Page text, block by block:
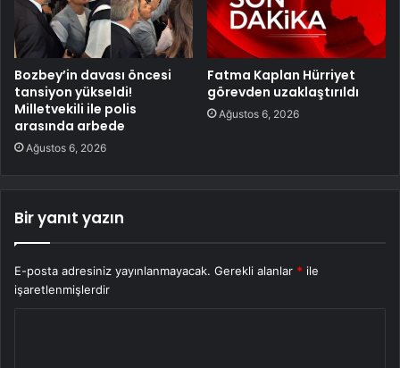
Bozbey’in davası öncesi
tansiyon yükseldi!
Milletvekili ile polis
arasında arbede
Ağustos 6, 2026
Fatma Kaplan Hürriyet
görevden uzaklaştırıldı
Ağustos 6, 2026
Bir yanıt yazın
E-posta adresiniz yayınlanmayacak. Gerekli alanlar * ile
işaretlenmişlerdir